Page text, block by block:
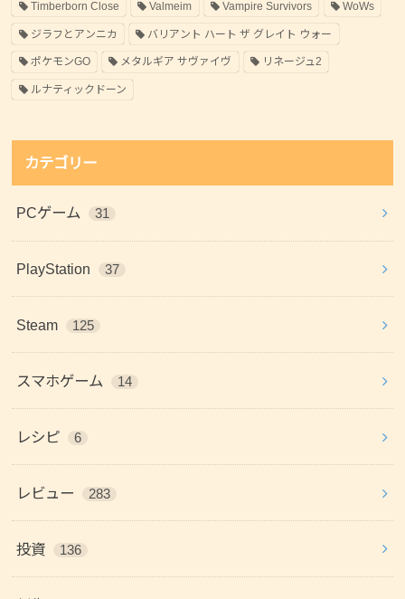
Timberborn Close Valmeim Vampire Survivors WoWs
ジラフとアンニカ バリアント ハート ザ グレイト ウォー
ポケモンGO メタルギア サヴァイヴ リネージュ2
ルナティックドーン
カテゴリー
PCゲーム 31
PlayStation 37
Steam 125
スマホゲーム 14
レシピ 6
レビュー 283
投資 136